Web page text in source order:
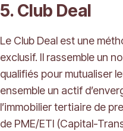
5. Club Deal
Le Club Deal est une
exclusif. Il rassemble un
qualifiés pour mutualiser
ensemble un actif
l’immobilier tertiaire de
de PME/ETI (Capital-